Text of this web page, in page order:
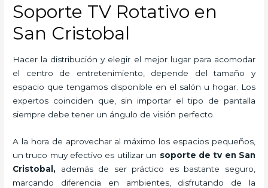
Soporte TV Rotativo en
San Cristobal
Hacer la distribución y elegir el mejor lugar para acomodar
el centro de entretenimiento, depende del tamaño y
espacio que tengamos disponible en el salón u hogar. Los
expertos coinciden que, sin importar el tipo de pantalla
siempre debe tener un ángulo de visión perfecto.
A la hora de aprovechar al máximo los espacios pequeños,
un truco muy efectivo es utilizar un soporte de tv en San
Cristobal, además de ser práctico es bastante seguro,
marcando diferencia en ambientes, disfrutando de la